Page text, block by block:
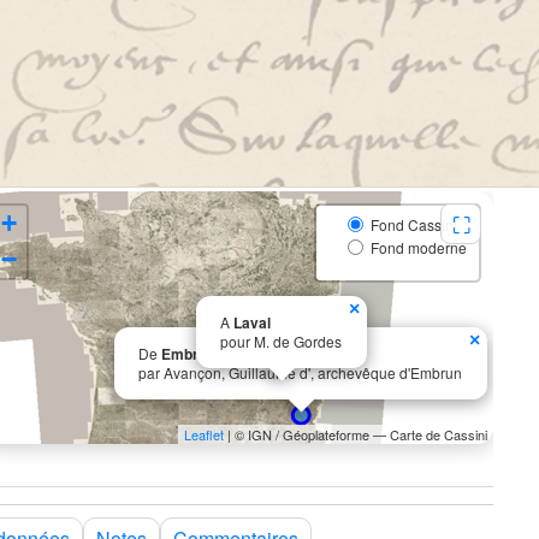
⛶
De Embrun
par Avançon, Guillaume d', archevêque d'Embrun
×
A Laval
pour M. de Gordes
×
+
−
Fond Cassini
Fond moderne
Leaflet | © IGN / Géoplateforme — Carte de Cassini